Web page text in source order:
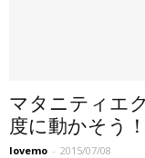
マタニティエ
度に動かそう！
lovemo - 2015/07/08